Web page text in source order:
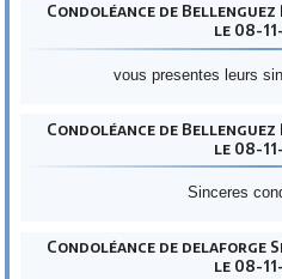
Condoléance de Bellenguez
le 08-
vous presentes leurs
Condoléance de Bellenguez
le 08-
Sinceres
Condoléance de delaforge
le 08-